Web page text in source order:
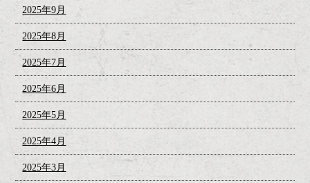
2025年9月
2025年8月
2025年7月
2025年6月
2025年5月
2025年4月
2025年3月